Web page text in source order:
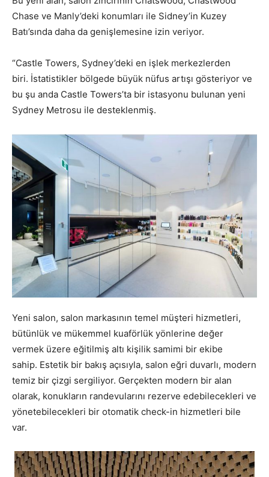
Chase ve Manly’deki konumları ile Sidney’in Kuzey
Batı’sında daha da genişlemesine izin veriyor.
“Castle Towers, Sydney’deki en işlek merkezlerden
biri. İstatistikler bölgede büyük nüfus artışı gösteriyor ve
bu şu anda Castle Towers’ta bir istasyonu bulunan yeni
Sydney Metrosu ile desteklenmiş.
Yeni salon, salon markasının temel müşteri hizmetleri,
bütünlük ve mükemmel kuaförlük yönlerine değer
vermek üzere eğitilmiş altı kişilik samimi bir ekibe
sahip. Estetik bir bakış açısıyla, salon eğri duvarlı, modern
temiz bir çizgi sergiliyor. Gerçekten modern bir alan
olarak, konukların randevularını rezerve edebilecekleri ve
yönetebilecekleri bir otomatik check-in hizmetleri bile
var.